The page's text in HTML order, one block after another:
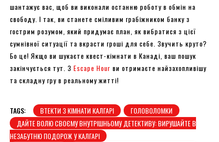
шантажує вас, щоб ви виконали останню роботу в обмін на
свободу. І так, ви станете сміливим грабіжником банку з
гострим розумом, який придумає план, як вибратися з цієї
сумнівної ситуації та вкрасти гроші для себе. Звучить круто?
Бо це! Якщо ви шукаєте квест-кімнати в Канаді, ваш пошук
закінчується тут. З Escape Hour ви отримаєте найзахопливішу
та складну гру в реальному житті!
TAGS: ВТЕКТИ З КІМНАТИ КАЛГАРІ
ГОЛОВОЛОМКИ
ДАЙТЕ ВОЛЮ СВОЄМУ ВНУТРІШНЬОМУ ДЕТЕКТИВУ: ВИРУШАЙТЕ В
НЕЗАБУТНЮ ПОДОРОЖ У КАЛГАРІ